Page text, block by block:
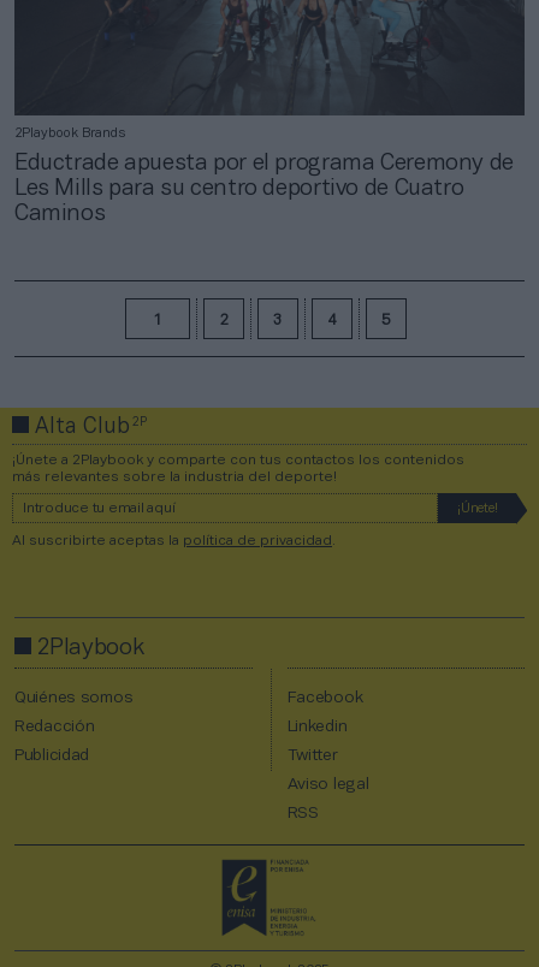
2Playbook Brands
Eductrade apuesta por el programa Ceremony de
Les Mills para su centro deportivo de Cuatro
Caminos
2 3 4 5
Alta Club2P
¡Únete a 2Playbook y comparte con tus contactos los contenidos
más relevantes sobre la industria del deporte!
Al suscribirte aceptas la política de privacidad .
2Playbook
Quiénes somos
Redacción
Publicidad
Facebook
Linkedin
Twitter
Aviso legal
RSS